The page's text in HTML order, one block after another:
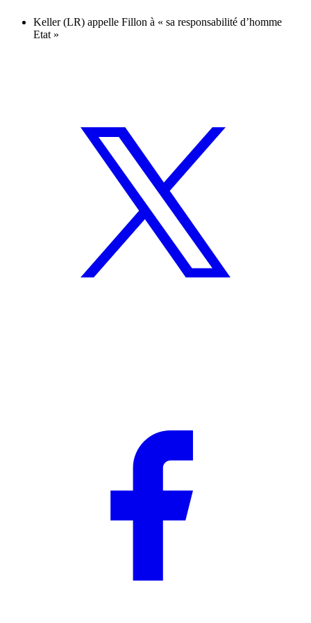
Keller (LR) appelle Fillon à « sa responsabilité d’homme
Etat »